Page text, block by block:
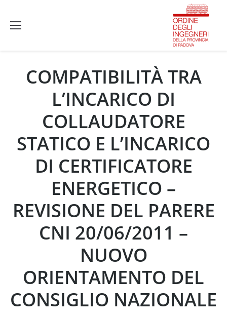
COMPATIBILITÀ TRA
L’INCARICO DI
COLLAUDATORE
STATICO E L’INCARICO
DI CERTIFICATORE
ENERGETICO –
REVISIONE DEL PARERE
CNI 20/06/2011 –
NUOVO
ORIENTAMENTO DEL
CONSIGLIO NAZIONALE